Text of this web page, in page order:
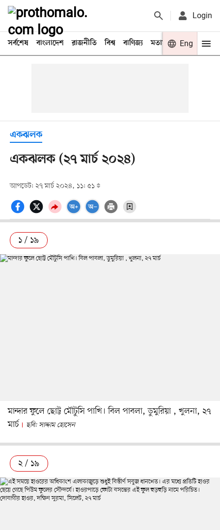
Login
সর্বশেষ বাংলাদেশ রাজনীতি বিশ্ব বাণিজ্য মতামত খেলা
Eng
একঝলক
একঝলক (২৭ মার্চ ২০২৪)
আপডেট: ২৭ মার্চ ২০২৪, ১১: ৫১
১ / ১৯
মান্দার ফুলে ছোট্ট মৌটুসি পাখি। বিল পাবলা, ডুমুরিয়া , খুলনা, ২৭
মার্চ
ছবি: সাদ্দাম হোসেন
২ / ১৯